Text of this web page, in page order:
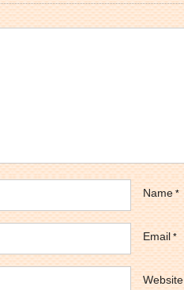
Name *
Email *
Website